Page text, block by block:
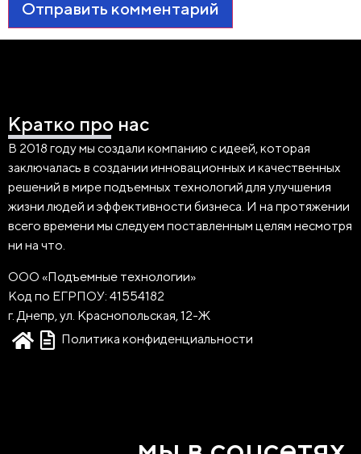
Кратко про нас
В 2018 году мы создали компанию с идеей, которая
заключалась в создании инновационных и качественных
решений в мире подъемных технологий для улучшения
жизни людей и эффективности бизнеса. И на протяжении
всего времени мы следуем поставленным целям несмотря
ни на что.
ООО «Подъемные технологии»
Код по ЕГРПОУ: 41554182
г. Днепр, ул. Краснопольская, 12-Ж
Политика конфиденциальности